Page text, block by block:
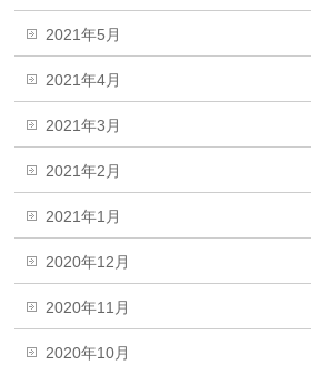
2021年5月
2021年4月
2021年3月
2021年2月
2021年1月
2020年12月
2020年11月
2020年10月